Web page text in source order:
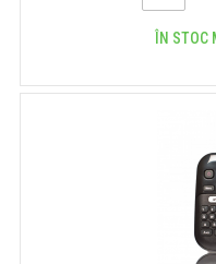
ÎN STOC